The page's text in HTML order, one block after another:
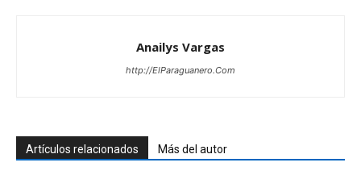
Anailys Vargas
http://ElParaguanero.Com
Artículos relacionados Más del autor